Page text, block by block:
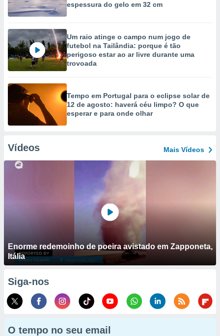
espessura do gelo em 32 cm
Um raio atinge o campo num jogo de
futebol na Tailândia: porque é tão
perigoso estar ao ar livre durante uma
trovoada
Tempo em Portugal para o eclipse solar de
12 de agosto: haverá céu limpo? O que
esperar e para onde olhar
Vídeos Mais Vídeos
Enorme redemoinho de poeira avistado em Zapponeta,
Itália
Siga-nos
O tempo no seu email